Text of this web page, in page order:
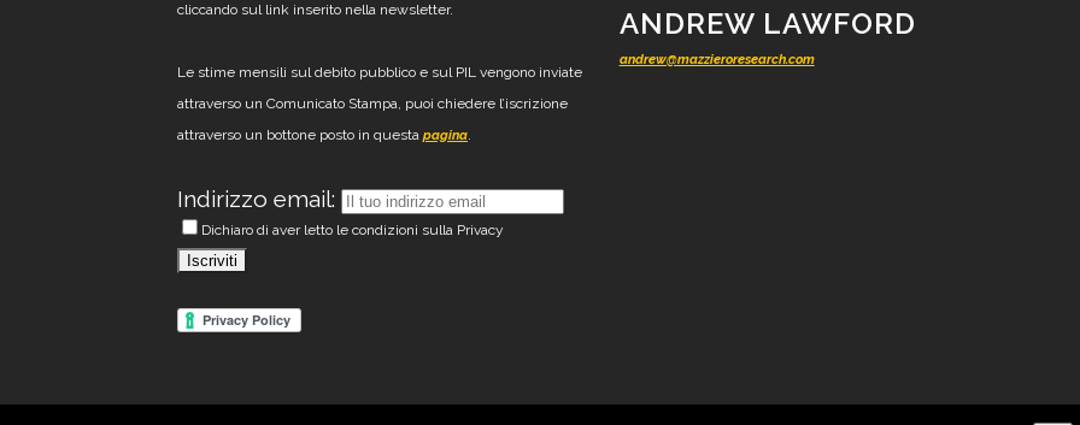
cliccando sul link inserito nella newsletter.
Le stime mensili sul debito pubblico e sul PIL vengono inviate
attraverso un Comunicato Stampa, puoi chiedere l’iscrizione
attraverso un bottone posto in questa pagina.
Indirizzo email:
Dichiaro di aver letto le condizioni sulla Privacy
ANDREW LAWFORD
andrew@mazzieroresearch.com